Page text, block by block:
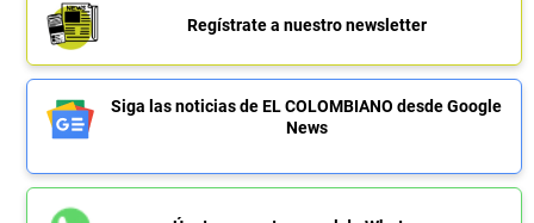
Regístrate a nuestro newsletter
Siga las noticias de EL COLOMBIANO desde Google
News